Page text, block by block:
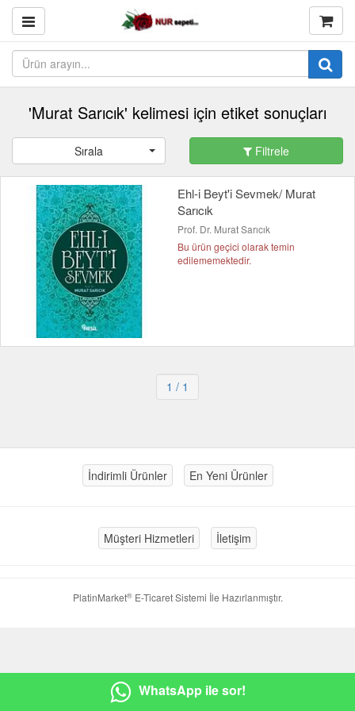
'Murat Sarıcık' kelimesi için etiket sonuçları
Sırala Filtrele
Ehl-i Beyt'i Sevmek/ Murat
Sarıcık
Prof. Dr. Murat Sarıcık
Bu ürün geçici olarak temin
edilememektedir.
1 / 1
İndirimli Ürünler En Yeni Ürünler
Müşteri Hizmetleri İletişim
PlatinMarket®E-Ticaret Sistemi İle Hazırlanmıştır.
WhatsApp ile sor!